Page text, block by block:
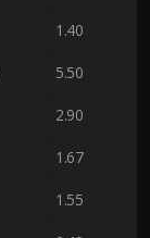
1.40
5.50
2.90
1.67
1.55